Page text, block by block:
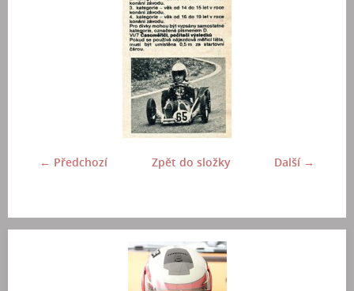
← Předchozí Další →
Zpět do složky